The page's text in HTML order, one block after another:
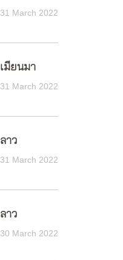
31 March 2022
เมียนมา
31 March 2022
ลาว
31 March 2022
ลาว
30 March 2022